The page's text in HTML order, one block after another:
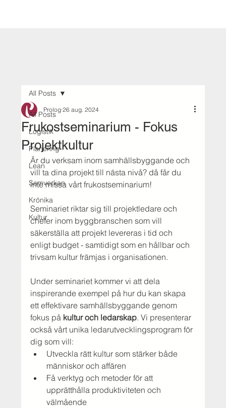
All Posts
Logistik
Planering
Lean
Samverkan
Krönika
Kultur
All Posts
Frukostseminarium - Fokus
Projektkultur
Prolog 26 aug. 2024
Är du verksam inom samhällsbyggande och
vill ta dina projekt till nästa nivå? då får du
inte missa vårt frukostseminarium!
Seminariet riktar sig till projektledare och
chefer inom byggbranschen som vill
säkerställa att projekt levereras i tid och
enligt budget - samtidigt som en hållbar och
trivsam kultur främjas i organisationen.
Under seminariet kommer vi att dela
inspirerande exempel på hur du kan skapa
ett effektivare samhällsbyggande genom
fokus på kultur och ledarskap. Vi presenterar
också vårt unika ledarutvecklingsprogram för
dig som vill:
Utveckla rätt kultur som stärker både
människor och affären
Få verktyg och metoder för att
upprätthålla produktiviteten och
välmående